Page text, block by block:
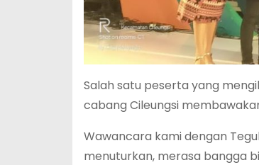
Salah satu peserta yang
cabang Cileungsi
Wawancara kami dengan
menuturkan, merasa bangga